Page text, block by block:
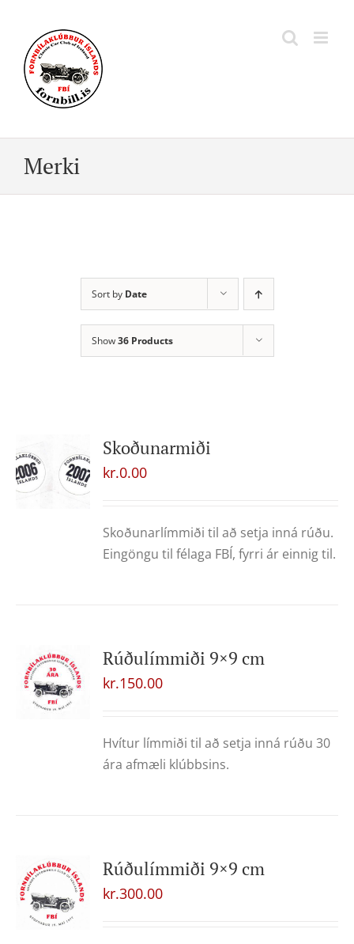
content
Merki
Sort by Date
Show36 Products
Skoðunarmiði
kr.0.00
Skoðunarlímmiði til að setja inná rúðu.
Eingöngu til félaga FBÍ, fyrri ár einnig til.
Rúðulímmiði 9×9 cm
kr.150.00
Hvítur límmiði til að setja inná rúðu 30
ára afmæli klúbbsins.
Rúðulímmiði 9×9 cm
kr.300.00